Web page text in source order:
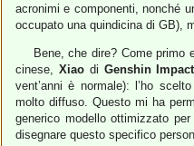
acronimi e componenti, nonché
occupato una quindicina di GB),
Bene, che dire? Come primo
cinese, Xiaodi Genshin Impact
vent’anni è normale): l’ho
molto diffuso. Questo mi ha
generico modello ottimizzato
disegnare questo specifico